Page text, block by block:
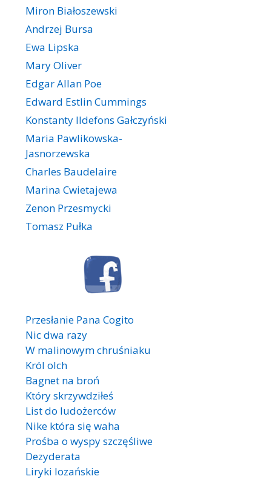
Miron Białoszewski
Andrzej Bursa
Ewa Lipska
Mary Oliver
Edgar Allan Poe
Edward Estlin Cummings
Konstanty Ildefons Gałczyński
Maria Pawlikowska-
Jasnorzewska
Charles Baudelaire
Marina Cwietajewa
Zenon Przesmycki
Tomasz Pułka
Przesłanie Pana Cogito
Nic dwa razy
W malinowym chruśniaku
Król olch
Bagnet na broń
Który skrzywdziłeś
List do ludożerców
Nike która się waha
Prośba o wyspy szczęśliwe
Dezyderata
Liryki lozańskie